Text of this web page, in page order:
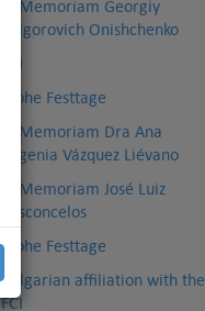
In Memoriam Georgiy
Grigorovich Onishchenko
BSI
Frohe Festtage
In Memoriam Dra Ana
Eugenia Vázquez Liévano
In Memoriam José Luiz
Vasconcelos
Frohe Festtage
Bulgarian affiliation with the
FCI